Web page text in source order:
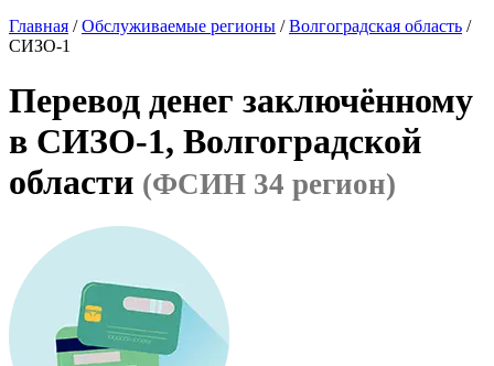
Главная /Обслуживаемые регионы /Волгоградская область /
СИЗО-1
Перевод денег заключённому
в СИЗО-1, Волгоградской
области (ФСИН 34 регион)